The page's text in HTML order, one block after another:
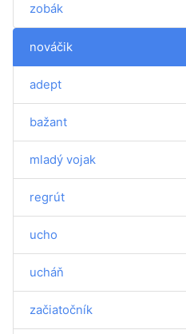
zobák
nováčik
adept
bažant
mladý vojak
regrút
ucho
ucháň
začiatočník